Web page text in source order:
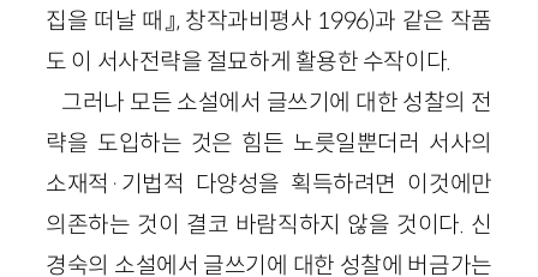
집을 떠날 때』, 창작과비평사 1996)과 같은 작품
도 이 서사전략을 절묘하게 활용한 수작이다.
그러나 모든 소설에서 글쓰기에 대한 성찰의 전
략을 도입하는 것은 힘든 노릇일뿐더러 서사의
소재적·기법적 다양성을 획득하려면 이것에만
의존하는 것이 결코 바람직하지 않을 것이다. 신
경숙의 소설에서 글쓰기에 대한 성찰에 버금가는